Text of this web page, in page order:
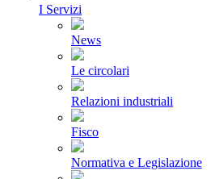
I Servizi
News
Le circolari
Relazioni industriali
Fisco
Normativa e Legislazione